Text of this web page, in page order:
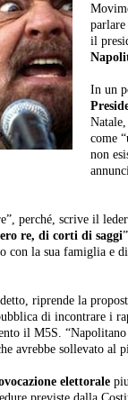
il
In un
come
non
perché, scrive il
re, di corti di saggi
la sua famiglia e
riprende la
di incontrare i
il M5S.
avrebbe sollevato al
elettorale